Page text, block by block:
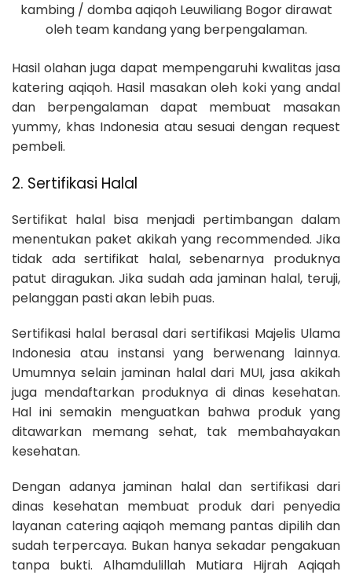
kambing / domba aqiqoh Leuwiliang Bogor dirawat
oleh team kandang yang berpengalaman.
Hasil olahan juga dapat mempengaruhi kwalitas jasa
katering aqiqoh. Hasil masakan oleh koki yang andal
dan berpengalaman dapat membuat masakan
yummy, khas Indonesia atau sesuai dengan request
pembeli.
2. Sertifikasi Halal
Sertifikat halal bisa menjadi pertimbangan dalam
menentukan paket akikah yang recommended. Jika
tidak ada sertifikat halal, sebenarnya produknya
patut diragukan. Jika sudah ada jaminan halal, teruji,
pelanggan pasti akan lebih puas.
Sertifikasi halal berasal dari sertifikasi Majelis Ulama
Indonesia atau instansi yang berwenang lainnya.
Umumnya selain jaminan halal dari MUI, jasa akikah
juga mendaftarkan produknya di dinas kesehatan.
Hal ini semakin menguatkan bahwa produk yang
ditawarkan memang sehat, tak membahayakan
kesehatan.
Dengan adanya jaminan halal dan sertifikasi dari
dinas kesehatan membuat produk dari penyedia
layanan catering aqiqoh memang pantas dipilih dan
sudah terpercaya. Bukan hanya sekadar pengakuan
tanpa bukti. Alhamdulillah Mutiara Hijrah Aqiqah